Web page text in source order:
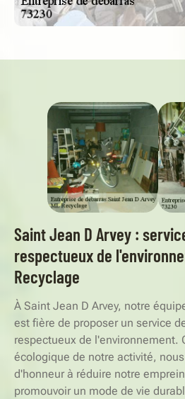
Saint Jean D Arvey :
respectueux de
Recyclage
À Saint Jean D Arvey, notre
est fière de proposer un service
respectueux de l'environnement.
écologique de notre activité,
d'honneur à réduire notre
promouvoir un mode de vie